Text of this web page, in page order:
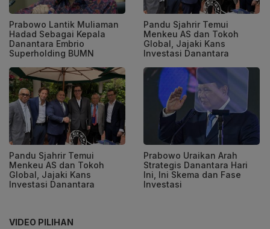
Prabowo Lantik Muliaman
Hadad Sebagai Kepala
Danantara Embrio
Superholding BUMN
Pandu Sjahrir Temui
Menkeu AS dan Tokoh
Global, Jajaki Kans
Investasi Danantara
Pandu Sjahrir Temui
Menkeu AS dan Tokoh
Global, Jajaki Kans
Investasi Danantara
Prabowo Uraikan Arah
Strategis Danantara Hari
Ini, Ini Skema dan Fase
Investasi
VIDEO PILIHAN